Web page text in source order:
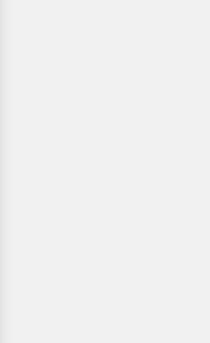
2026